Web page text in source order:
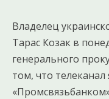
Владелец
Тарас Козак в
генерального
том, что телеканал